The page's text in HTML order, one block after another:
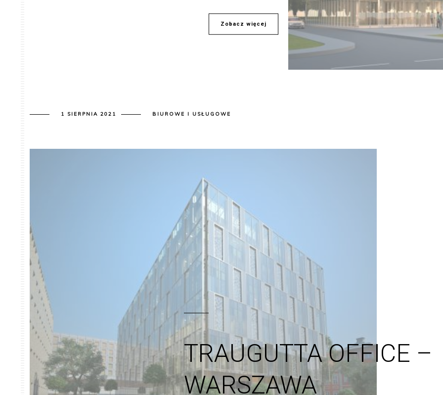
Zobacz więcej
1 SIERPNIA 2021 BIUROWE I USŁUGOWE
TRAUGUTTA OFFICE –
WARSZAWA